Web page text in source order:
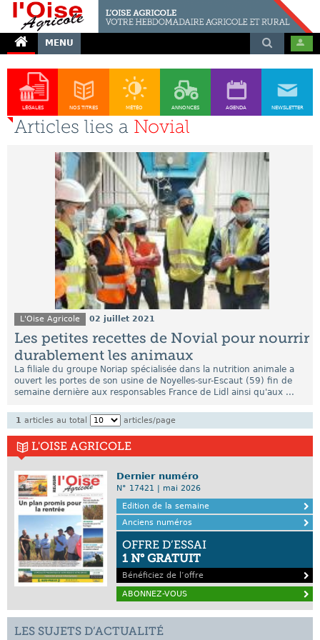
MENU
LÉGALES NOS TITRES MÉTÉO ANNONCES AGENDA NEWSLETTER
Articles lies a Novial
L'Oise Agricole 02 juillet 2021
Les petites recettes de Novial pour nourrir
durablement les animaux
La filiale du groupe Noriap spécialisée dans la nutrition animale a
ouvert les portes de son usine de Noyelles-sur-Escaut (59) fin de
semaine dernière aux responsables France de Lidl ainsi qu'aux ...
1 articles au total articles/page
L'OISE AGRICOLE
Dernier numéro
N° 17421 | mai 2026
Edition de la semaine
Anciens numéros
OFFRE D’ESSAI
1 N° GRATUIT
Bénéficiez de l’offre
ABONNEZ-VOUS
LES SUJETS D’ACTUALITÉ